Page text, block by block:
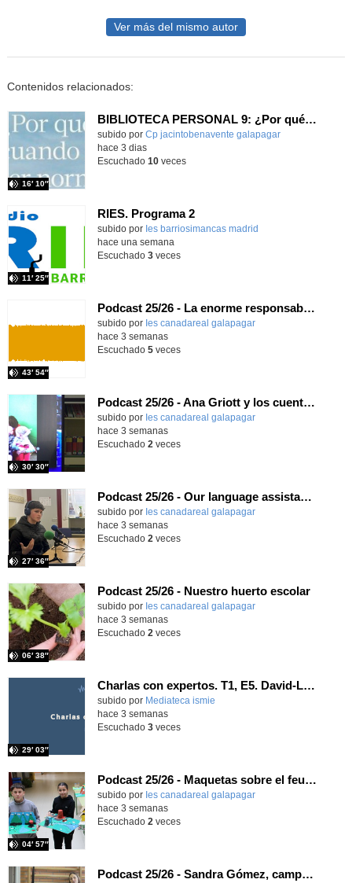
Ver más del mismo autor
Contenidos relacionados:
BIBLIOTECA PERSONAL 9: ¿Por qué ser feliz cuando puedes ser normal?
Contenido educativo.
subido por Cp jacintobenavente galapagar
16′ 10″
-
hace 3 dias
Escuchado 10veces
RIES. Programa 2
Contenido educativo.
subido por Ies barriosimancas madrid
11′ 25″
hace una semana
Escuchado 3veces
Podcast 25/26 - La enorme responsabilidad de ser juez
subido por Ies canadareal galapagar
43′ 54″
-
hace 3 semanas
Escuchado 5veces
Podcast 25/26 - Ana Griott y los cuentos de las voces olvidadas
subido por Ies canadareal galapagar
30′ 30″
-
hace 3 semanas
Escuchado 2 veces
Podcast 25/26 - Our language assistant Ellie
subido por Ies canadareal galapagar
27′ 36″
-
hace 3 semanas
Escuchado 2 veces
Podcast 25/26 - Nuestro huerto escolar
subido por Ies canadareal galapagar
06′ 38″
-
hace 3 semanas
Escuchado 2 veces
Charlas con expertos. T1, E5. David-Li Ilundáin Reviriego
subido por Mediateca ismie
29′ 03″
hace 3 semanas
Escuchado 3veces
Podcast 25/26 - Maquetas sobre el feudalismo
subido por Ies canadareal galapagar
04′ 57″
-
hace 3 semanas
Escuchado 2 veces
Podcast 25/26 - Sandra Gómez, campeona de Enduro